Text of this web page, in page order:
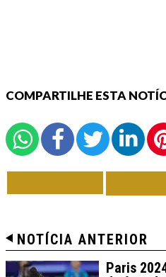
COMPARTILHE ESTA
NOTÍCIA ANTERIOR
Paris